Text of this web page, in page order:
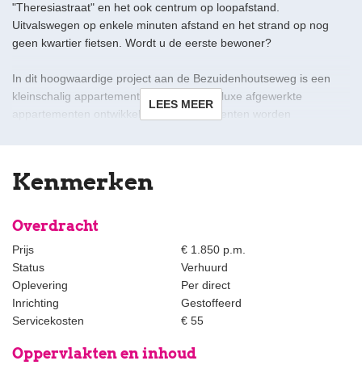
"Theresiastraat" en het ook centrum op loopafstand.
Uitvalswegen op enkele minuten afstand en het strand op nog
geen kwartier fietsen. Wordt u de eerste bewoner?
In dit hoogwaardige project aan de Bezuidenhoutseweg is een
kleinschalig appartementencomplex met luxe afgewerkte
appartementen ontwikkeld. De appartementen worden
Indeling appartement B 2:
Hal, mooie lichte woon-/eetkamer met luxe open keuken voorzien
van apparatuur, balkon aan de achterzijde.
De ruime slaapkamer aan de voorzijde biedt prachtig uitzicht op
het groen van het Haagse Bos, aangrenzend de
LEES MEER
Kenmerken
Overdracht
Prijs
€ 1.850 p.m.
Status
Verhuurd
Oplevering
Per direct
Inrichting
Gestoffeerd
Servicekosten
€ 55
Oppervlakten en inhoud